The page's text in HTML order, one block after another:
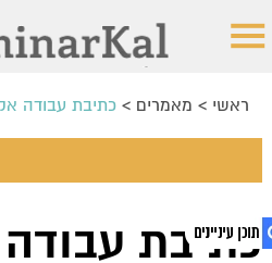
ראשי > מאמרים >כתיבת עבודה
מה נדרש בעת כתיבת עבודת סמינריון?
כתיבת